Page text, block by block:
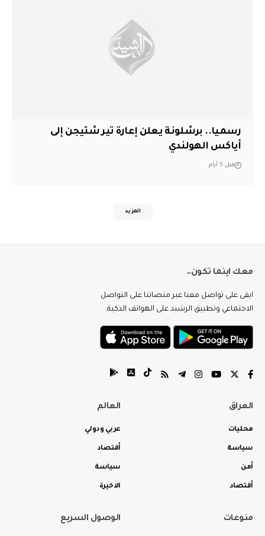
رسميا.. برشلونة يعلن إعارة تير شتيجن إلى
أياكس الهولندي
قبل 5 أيام
المزيد
معك اينما تكون..
ابقى على تواصل معنا عبر منصاتنا على التواصل
الاجتماعي وتطبيق الرشيد على الهواتف الذكية.
العراق
محليات
سياسة
أمن
أقتصاد
العالم
عربي ودولي
أقتصاد
سياسة
الاخيرة
منوعات الوصول السريع